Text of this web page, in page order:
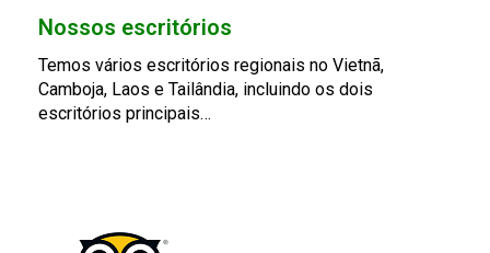
Nossos escritórios
Temos vários escritórios regionais no Vietnã,
Camboja, Laos e Tailândia, incluindo os dois
escritórios principais…